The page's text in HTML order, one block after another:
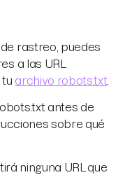
rastreo, puedes
a las URL
archivo robots.txt
antes de
sobre qué
ninguna URL que